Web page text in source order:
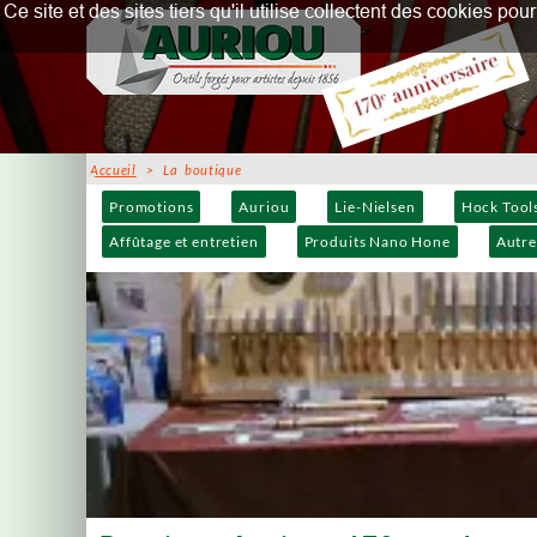
Promotions Auriou Lie-Nielsen Hock
Affûtage et entretien
Produits Nano Hone
Accueil > La boutique
Ce site et des sites tiers qu'il utilise collectent des cookies